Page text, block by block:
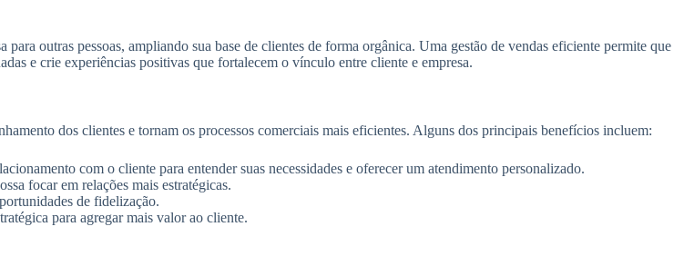
outras pessoas, ampliando sua base de clientes de forma orgânica. Uma gestão de vendas eficiente permite que
e crie experiências positivas que fortalecem o vínculo entre cliente e empresa.
dos clientes e tornam os processos comerciais mais eficientes. Alguns dos principais benefícios incluem:
com o cliente para entender suas necessidades e oferecer um atendimento personalizado.
focar em relações mais estratégicas.
de fidelização.
para agregar mais valor ao cliente.